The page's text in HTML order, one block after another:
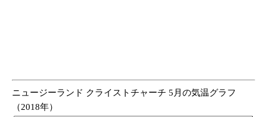
ニュージーランド クライストチャーチ 5月の気温グラフ
（2018年）